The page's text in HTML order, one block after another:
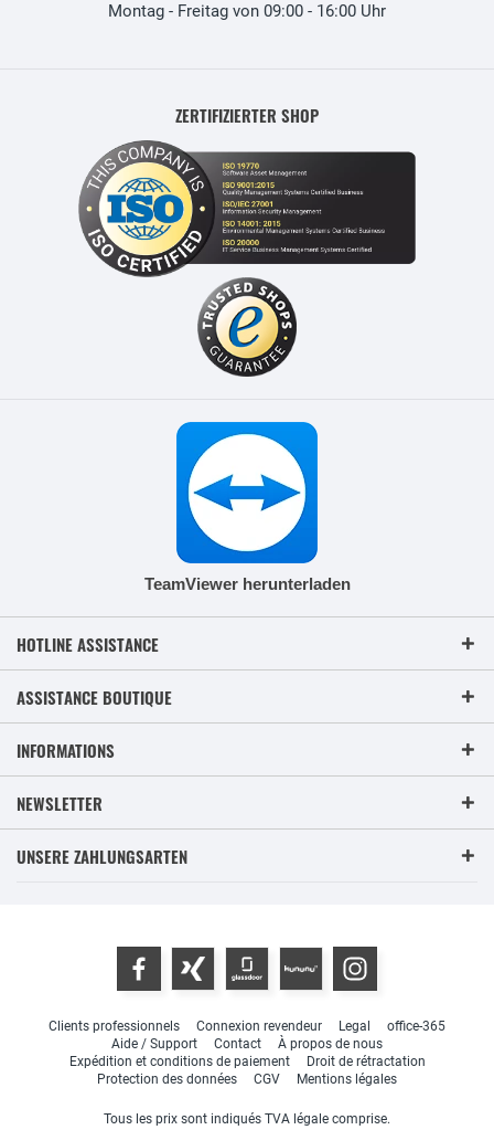
Montag - Freitag von 09:00 - 16:00 Uhr
ZERTIFIZIERTER SHOP
TeamViewer herunterladen
HOTLINE ASSISTANCE
ASSISTANCE BOUTIQUE
INFORMATIONS
NEWSLETTER
UNSERE ZAHLUNGSARTEN
Clients professionnels Connexion revendeur Legal
office-365
Aide / Support
Contact
À propos de nous
Expédition et conditions de paiement
Droit de rétractation
Protection des données
CGV Mentions légales
Tous les prix sont indiqués TVA légale comprise.